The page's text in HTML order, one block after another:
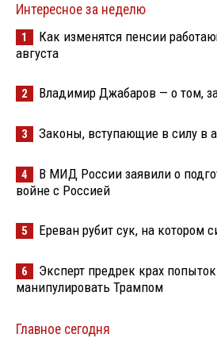
Интересное за неделю
1
Как изменятся пенсии
августа
2 Владимир Джабаров — о том,
3 Законы, вступающие в силу в
4
В МИД России заявили о
войне с Россией
5 Ереван рубит сук, на котором
6
Эксперт предрек крах
манипулировать Трампом
Главное сегодня